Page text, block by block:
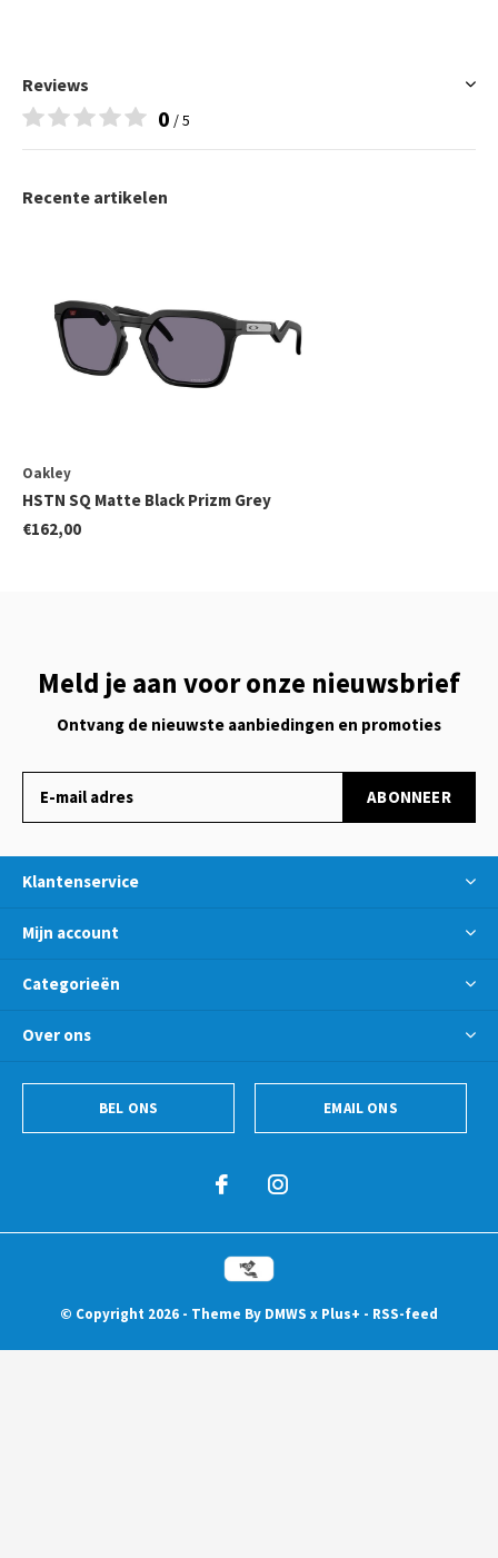
Reviews
0 / 5
Recente artikelen
Oakley
HSTN SQ Matte Black Prizm Grey
€162,00
Meld je aan voor onze nieuwsbrief
Ontvang de nieuwste aanbiedingen en promoties
ABONNEER
Klantenservice
Mijn account
Categorieën
Over ons
BEL ONS EMAIL ONS
© Copyright 2026 - Theme By DMWS x Plus+ - RSS-feed